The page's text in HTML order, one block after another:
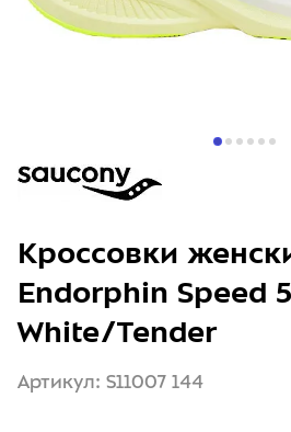
Кроссовки
Endorphin Speed 5
White/Tender
Артикул: S11007 144